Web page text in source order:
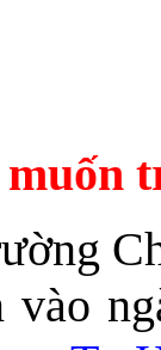
vào